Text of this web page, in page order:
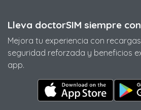
Lleva doctorSIM siempre
Mejora tu experiencia con
seguridad reforzada y beneficios
app.